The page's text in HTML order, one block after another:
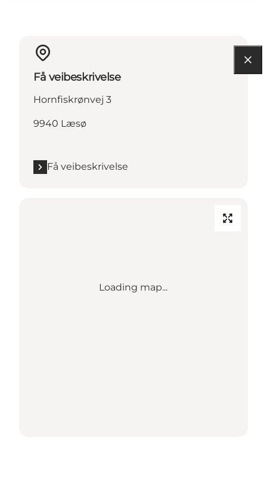
Få veibeskrivelse
Hornfiskrønvej 3
9940 Læsø
Få veibeskrivelse
Loading map...